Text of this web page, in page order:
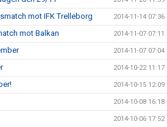
mot IFK Trelleborg 2014-11-14 07:36
mot Balkan 2014-11-07 07:11
2014-11-07 07:04
2014-10-22 11:17
2014-10-15 12:09
2014-10-08 16:18
2014-10-06 17:52